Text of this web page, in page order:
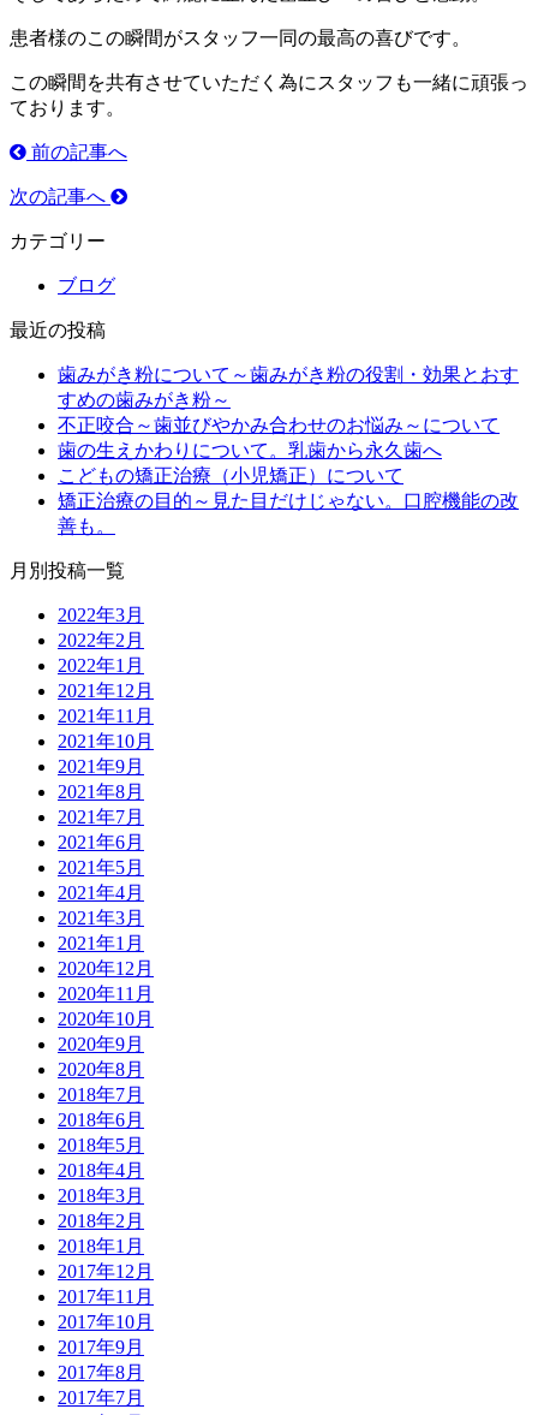
患者様のこの瞬間がスタッフ一同の最高の喜びです。
この瞬間を共有させていただく為にスタッフも一緒に頑張っ
ております。
前の記事へ
次の記事へ
カテゴリー
ブログ
最近の投稿
歯みがき粉について～歯みがき粉の役割・効果とおす
すめの歯みがき粉～
不正咬合～歯並びやかみ合わせのお悩み～について
歯の生えかわりについて。乳歯から永久歯へ
こどもの矯正治療（小児矯正）について
矯正治療の目的～見た目だけじゃない。口腔機能の改
善も。
月別投稿一覧
2022年3月
2022年2月
2022年1月
2021年12月
2021年11月
2021年10月
2021年9月
2021年8月
2021年7月
2021年6月
2021年5月
2021年4月
2021年3月
2021年1月
2020年12月
2020年11月
2020年10月
2020年9月
2020年8月
2018年7月
2018年6月
2018年5月
2018年4月
2018年3月
2018年2月
2018年1月
2017年12月
2017年11月
2017年10月
2017年9月
2017年8月
2017年7月